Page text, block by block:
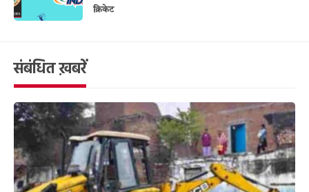
क्रिकेट
संबंधित ख़बरें